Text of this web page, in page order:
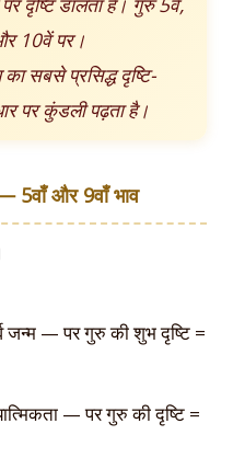
10वें पर।
सबसे प्रसिद्ध दृष्टि-
पर कुंडली पढ़ता है।
5वाँ और 9वाँ भाव
जन्म — पर गुरु की शुभ दृष्टि =
— पर गुरु की दृष्टि =